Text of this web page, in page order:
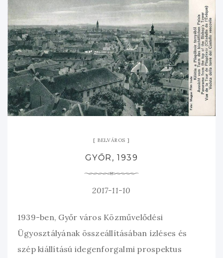
BELVÁROS
GYŐR, 1939
2017-11-10
1939-ben, Győr város Közművelődési
Ügyosztályának összeállításában ízléses és
szép kiállítású idegenforgalmi prospektus